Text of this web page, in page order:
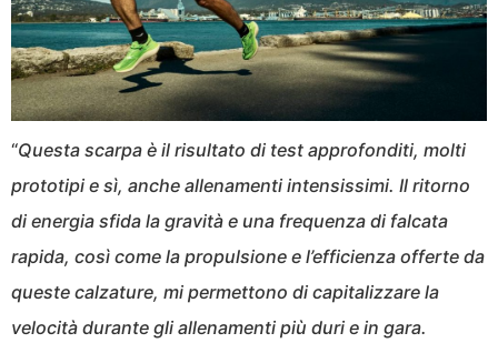
“Questa scarpa è il risultato di test approfonditi, molti
prototipi e sì, anche allenamenti intensissimi. Il ritorno
di energia sfida la gravità e una frequenza di falcata
rapida, così come la propulsione e l’efficienza offerte da
queste calzature, mi permettono di capitalizzare la
velocità durante gli allenamenti più duri e in gara.